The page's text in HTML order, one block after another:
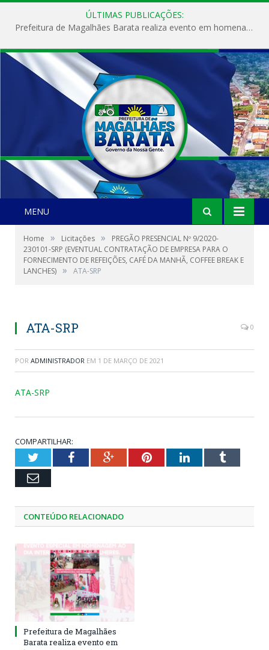
ÚLTIMAS PUBLICAÇÕES:
Prefeitura de Magalhães Barata realiza evento em homenagem ao Dia Internacional da Mulher
MENU
Home » Licitações »
PREGÃO PRESENCIAL Nº 9/2020-
230101-SRP (EVENTUAL CONTRATAÇÃO DE EMPRESA PARA O
FORNECIMENTO DE REFEIÇÕES, CAFÉ DA MANHÃ, COFFEE BREAK E
LANCHES) » ATA-SRP
ATA-SRP 0
POR ADMINISTRADOR EM 1 DE MARÇO DE 2021
ATA-SRP
COMPARTILHAR:
TwitterFacebookGoogle+PinterestLinkedInTumblr
Email
CONTEÚDO RELACIONADO
Prefeitura de Magalhães
Barata realiza evento em